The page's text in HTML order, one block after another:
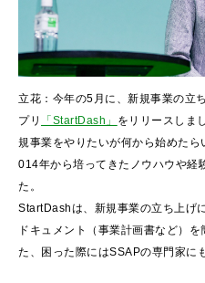
立花：今年の5月に、新規事業の立
プリ
「StartDash」
をリリースしま
規事業をやりたいが何から始めた
014年から培ってきたノウハウや経
た。
StartDashは、新規事業の立ち上げ
ドキュメント（事業計画書など）
た、困った際にはSSAPの専門家に